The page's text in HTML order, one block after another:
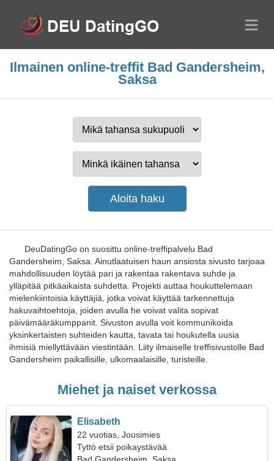
Ilmainen online-treffit Bad Gandersheim,
Saksa
DeuDatingGo on suosittu online-treffipalvelu Bad
Gandersheim, Saksa. Ainutlaatuisen haun ansiosta sivusto tarjoaa
mahdollisuuden löytää pari ja rakentaa rakentava suhde ja
ylläpitää pitkäaikaista suhdetta. Projekti auttaa houkuttelemaan
mielenkiintoisia käyttäjiä, jotka voivat käyttää tarkennettuja
hakuvaihtoehtoja, joiden avulla he voivat valita sopivat
päivämääräkumppanit. Sivuston avulla voit kommunikoida
yksinkertaisten suhteiden kautta, tavata tai houkutella uusia
ihmisiä miellyttävään viestintään. Liity ilmaiselle treffisivustolle Bad
Gandersheim paikallisille, ulkomaalaisille, turisteille.
Miehet ja naiset verkossa
Elisabeth
22 vuotias, Jousimies
Tyttö etsii poikaystävää